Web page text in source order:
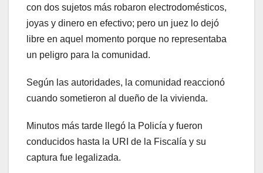
con dos sujetos más robaron electrodomésticos,
joyas y dinero en efectivo; pero un juez lo dejó
libre en aquel momento porque no representaba
un peligro para la comunidad.
Según las autoridades, la comunidad reaccionó
cuando sometieron al dueño de la vivienda.
Minutos más tarde llegó la Policía y fueron
conducidos hasta la URI de la Fiscalía y su
captura fue legalizada.